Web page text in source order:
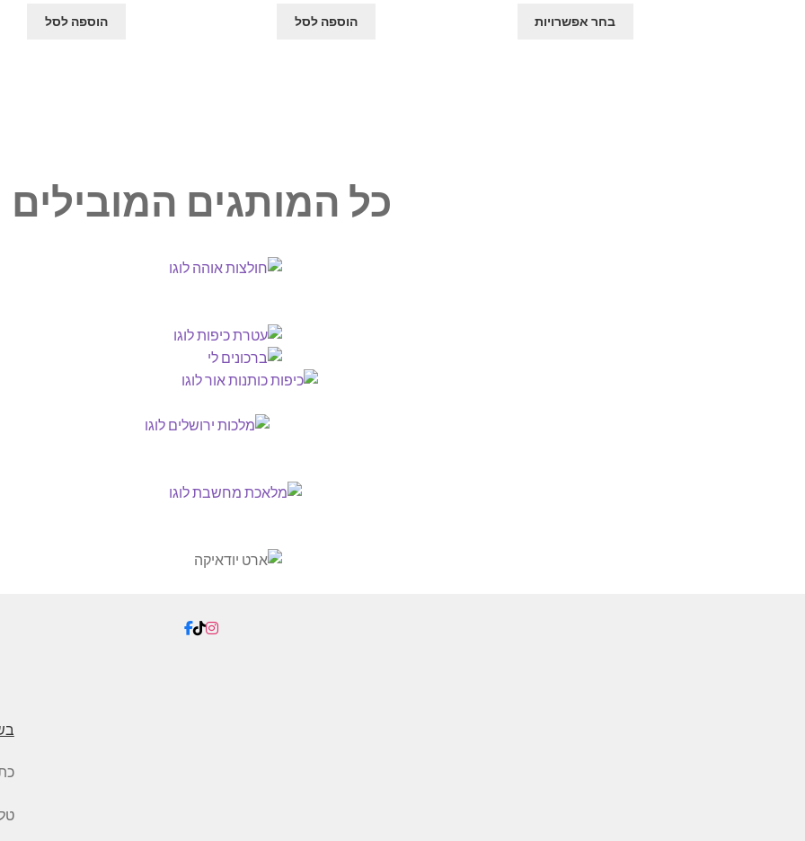
בחר אפשרויות
היה:
הוספה לסל
היה:
הוספה לסל
כל המותגים המובילים
טלפון: